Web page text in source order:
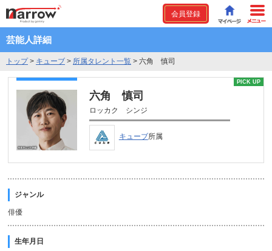
会員登録
芸能人詳細
トップ> キューブ > 所属タレント一覧 > 六角 慎司
PICK UP
六角 慎司
ロッカク シンジ
キューブ所属
ジャンル
俳優
生年月日